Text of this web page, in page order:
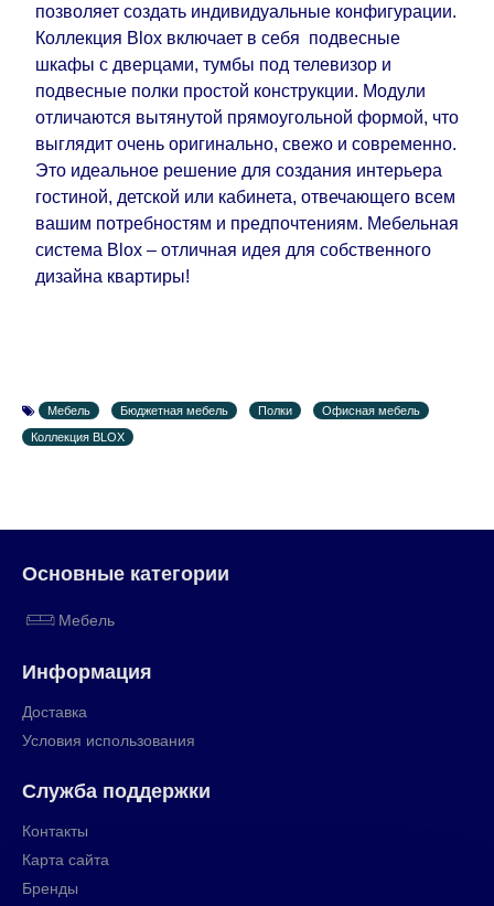
позволяет создать индивидуальные конфигурации.
Коллекция Blox включает в себя подвесные
шкафы с дверцами, тумбы под телевизор и
подвесные полки простой конструкции. Модули
отличаются вытянутой прямоугольной формой, что
выглядит очень оригинально, свежо и современно.
Это идеальное решение для создания интерьера
гостиной, детской или кабинета, отвечающего всем
вашим потребностям и предпочтениям. Мебельная
система Blox – отличная идея для собственного
дизайна квартиры!
Мебель Бюджетная мебель Полки
Офисная мебель
Коллекция BLOX
Основные категории
Мебель
Информация
Доставка
Условия использования
Служба поддержки
Контакты
Карта сайта
Бренды